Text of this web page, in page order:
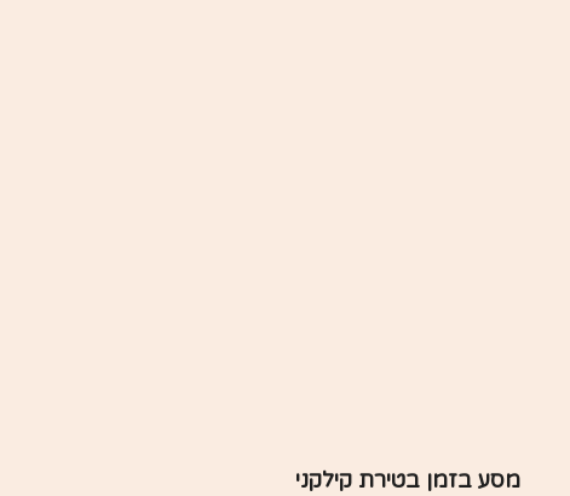
מסע בזמן בטירת קילקני